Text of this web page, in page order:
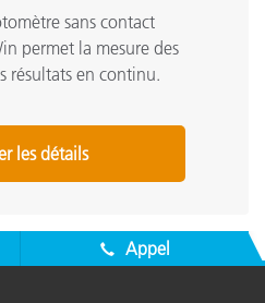
sans contact
permet la mesure des
résultats en continu.
les détails
Appel